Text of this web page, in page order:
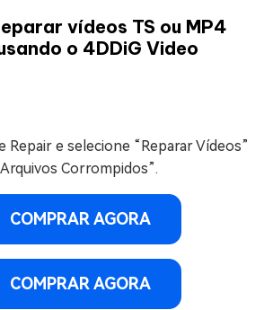
vídeos TS ou MP4
o 4DDiG Video
Repair e selecione “Reparar Vídeos”
Corrompidos”.
COMPRAR AGORA
COMPRAR AGORA